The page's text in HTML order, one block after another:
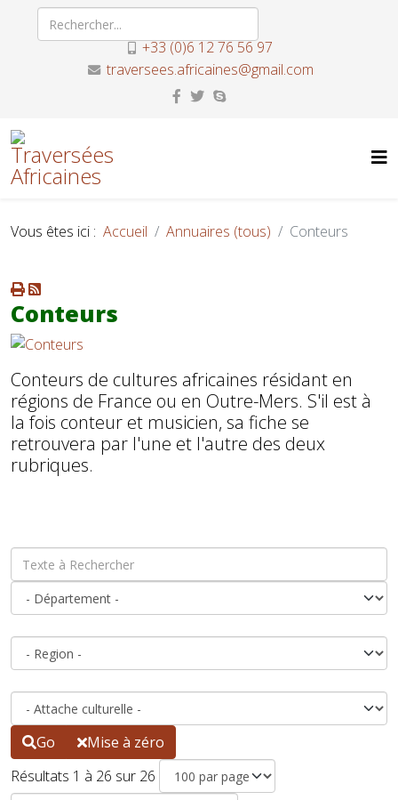
+33 (0)6 12 76 56 97
traversees.africaines@gmail.com
Vous êtes ici : Accueil Annuaires (tous) Conteurs
Conteurs
Conteurs de cultures africaines résidant en
régions de France ou en Outre-Mers. S'il est à
la fois conteur et musicien, sa fiche se
retrouvera par l'une et l'autre des deux
rubriques.
Go
Mise à zéro
Résultats 1 à 26 sur 26